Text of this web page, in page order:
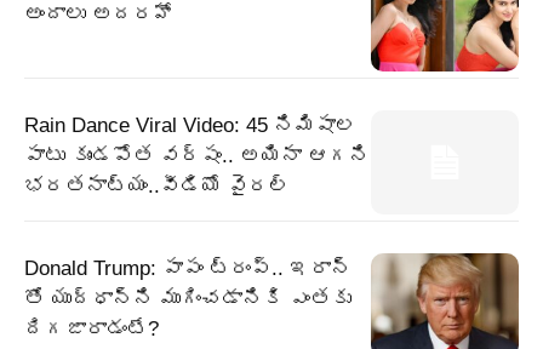
అందాలు అదరహో
Rain Dance Viral Video: 45 నిమిషాల
పాటు కుండపోత వర్షం.. అయినా ఆగని
భరతనాట్యం..వీడియో వైరల్
Donald Trump: పాపం ట్రంప్.. ఇరాన్
తో యుద్ధాన్ని ముగించడానికి ఎంతకు
దిగజారాడంటే?